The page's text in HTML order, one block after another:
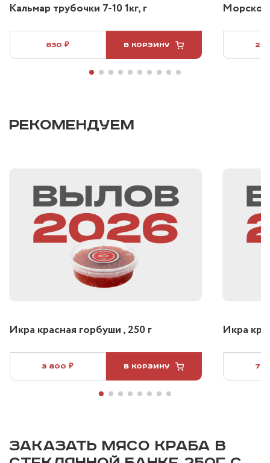
Кальмар трубочки 7-10 1кг, г
830 ₽ В КОРЗИНУ
Морской
2
РЕКОМЕНДУЕМ
Икра красная горбуши , 250 г
3 800 ₽ В КОРЗИНУ
Икра
7
ЗАКАЗАТЬ МЯСО КРАБА В